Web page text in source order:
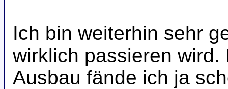
Ich bin weiterhin sehr
wirklich passieren
Ausbau fände ich ja